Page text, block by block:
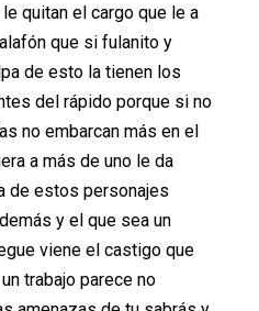
quitan el cargo que le a
que si fulanito y
de esto la tienen los
del rápido porque si no
no embarcan más en el
a más de uno le da
de estos personajes
y el que sea un
viene el castigo que
trabajo parece no